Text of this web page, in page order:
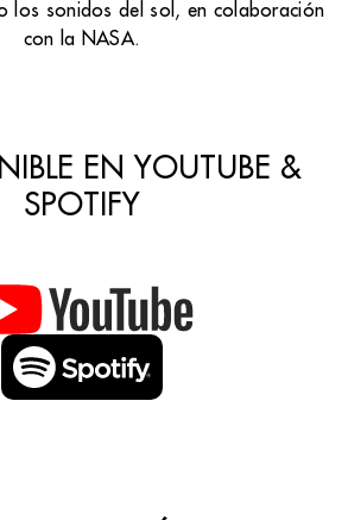
los sonidos del sol, en colaboración
con la NASA.
EN YOUTUBE &
SPOTIFY